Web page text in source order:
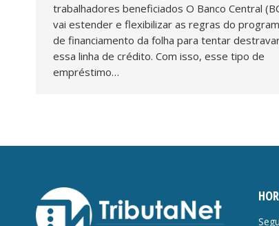
trabalhadores beneficiados O Banco Central
vai estender e flexibilizar as regras do
de financiamento da folha para tentar
essa linha de crédito. Com isso, esse tipo de
empréstimo…